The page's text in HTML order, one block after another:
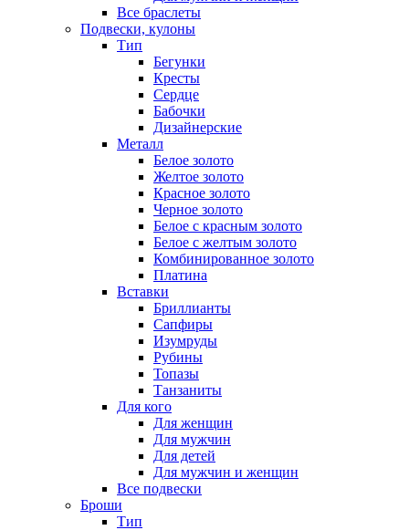
Все браслеты
Подвески, кулоны
Тип
Бегунки
Кресты
Сердце
Бабочки
Дизайнерские
Металл
Белое золото
Желтое золото
Красное золото
Черное золото
Белое с красным золото
Белое с желтым золото
Комбинированное золото
Платина
Вставки
Бриллианты
Сапфиры
Изумруды
Рубины
Топазы
Танзаниты
Для кого
Для женщин
Для мужчин
Для детей
Для мужчин и женщин
Все подвески
Броши
Тип